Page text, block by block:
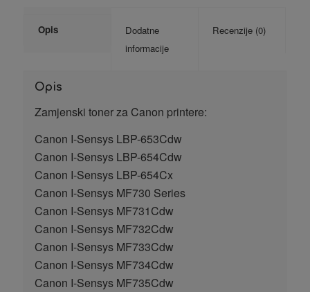
Opis
Dodatne
informacije
Recenzije (0)
Opis
Zamjenski toner za Canon printere:
Canon I-Sensys LBP-653Cdw
Canon I-Sensys LBP-654Cdw
Canon I-Sensys LBP-654Cx
Canon I-Sensys MF730 Series
Canon I-Sensys MF731Cdw
Canon I-Sensys MF732Cdw
Canon I-Sensys MF733Cdw
Canon I-Sensys MF734Cdw
Canon I-Sensys MF735Cdw